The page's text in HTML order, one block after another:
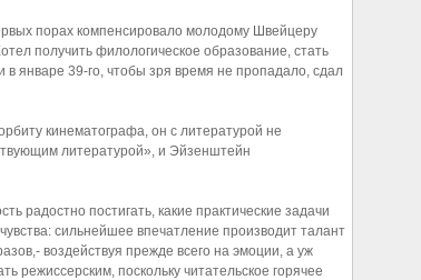
порах компенсировало молодому Швейцеру
получить филологическое образование, стать
январе 39-го, чтобы зря время не пропадало, сдал
кинематографа, он с литературой не
литературой», и Эйзенштейн
радостно постигать, какие практические задачи
сильнейшее впечатление производит талант
воздействуя прежде всего на эмоции, а уж
режиссерским, поскольку читательское горячее